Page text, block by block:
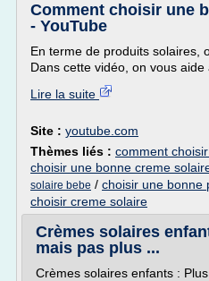
Comment choisir une
- YouTube
En terme de produits solaires,
Dans cette vidéo, on vous aide
Lire la suite
Site : youtube.com
Thèmes liés : comment
choisir une bonne creme
solaire bebe / choisir une bonne
choisir creme solaire
Crèmes solaires
mais pas plus ...
Crèmes solaires enfants :